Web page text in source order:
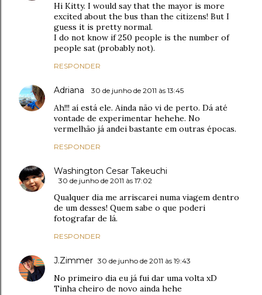
Hi Kitty. I would say that the mayor is more
excited about the bus than the citizens! But I
guess it is pretty normal.
I do not know if 250 people is the number of
people sat (probably not).
RESPONDER
Adriana 30 de junho de 2011 às 13:45
Ah!!! aí está ele. Ainda não vi de perto. Dá até
vontade de experimentar hehehe. No
vermelhão já andei bastante em outras épocas.
RESPONDER
Washington Cesar Takeuchi
30 de junho de 2011 às 17:02
Qualquer dia me arriscarei numa viagem dentro
de um desses! Quem sabe o que poderi
fotografar de lá.
RESPONDER
J.Zimmer 30 de junho de 2011 às 19:43
No primeiro dia eu já fui dar uma volta xD
Tinha cheiro de novo ainda hehe